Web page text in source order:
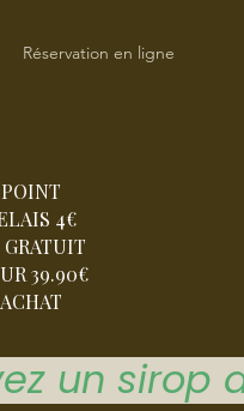
Réservation en ligne
POINT
4€
GRATUIT
39.90€
ACHAT